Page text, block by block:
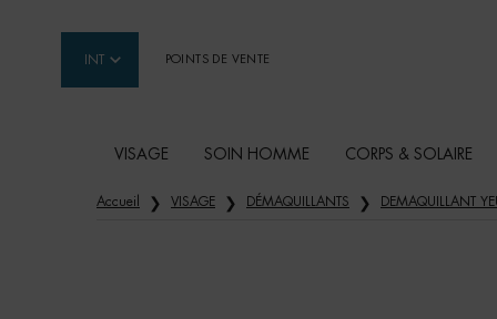
INT POINTS DE VENTE
VISAGE SOIN HOMME CORPS & SOLAIRE
Contenu principal
Accueil VISAGE DÉMAQUILLANTS DEMAQUILLANT